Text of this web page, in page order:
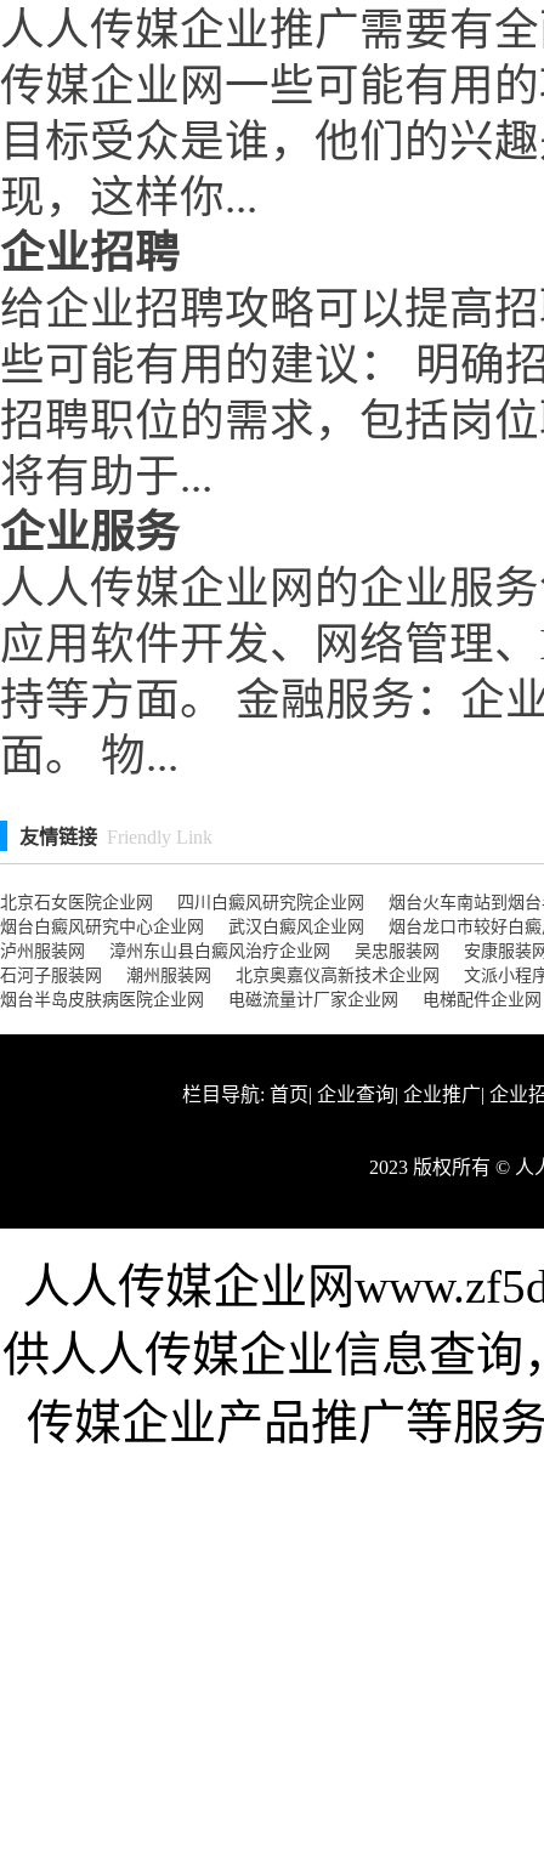
人人传媒企业推广需要有
传媒企业网一些可能有用
目标受众是谁，他们的兴
现，这样你...
企业招聘
给企业招聘攻略可以提高
些可能有用的建议： 明确
招聘职位的需求，包括岗
将有助于...
企业服务
人人传媒企业网的企业服
应用软件开发、网络管理
持等方面。 金融服务：企
面。 物...
友情链接 Friendly Link
北京石女医院企业网 四川白癜风研究院企业网
烟台火车南站到烟
烟台白癜风研究中心企业网
武汉白癜风企业网
烟台龙口市较好白
泸州服装网
漳州东山县白癜风治疗企业网 吴忠服装网
安康服装
石河子服装网
潮州服装网 北京奥嘉仪高新技术企业网
文派小程
烟台半岛皮肤病医院企业网
电磁流量计厂家企业网 电梯配件企业网
栏目导航: 首页| 企业查询| 企业推广| 企业
2023 版权所有 ©
人人传媒企业网
供人人传媒企业信息查
传媒企业产品推广等服